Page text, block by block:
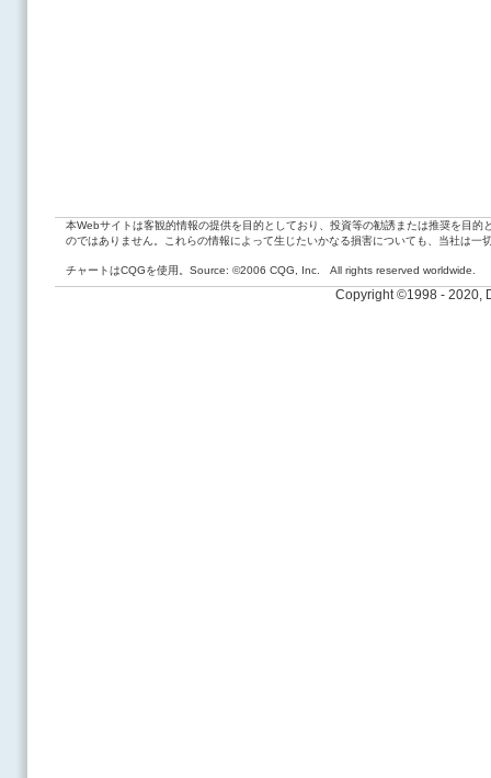
本Webサイトは客観的情報の提供を目的としており、投資等の勧誘または推奨を目
のではありません。これらの情報によって生じたいかなる損害についても、当社は一
チャートはCQGを使用。Source: ©2006 CQG, Inc. All rights reserved worldwide.
Copyright ©1998 - 2020,